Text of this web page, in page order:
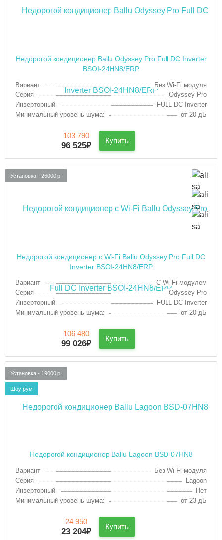
Недорогой кондиционер Ballu Odyssey Pro Full DC Inverter
BSOI-24HN8/ERP
Вариант
Без Wi-Fi модуля
Серия
Odyssey Pro
Инверторный:
FULL DC Inverter
Минимальный уровень шума:
от 20 дБ
103 790
96 525₽
Купить
Недорогой кондиционер с Wi-Fi Ballu Odyssey Pro Full DC
Inverter BSOI-24HN8/ERP
Вариант
С Wi-Fi модулем
Серия
Odyssey Pro
Инверторный:
FULL DC Inverter
Минимальный уровень шума:
от 20 дБ
106 480
99 026₽
Купить
Установка - 26000 р.
Недорогой кондиционер Ballu Lagoon BSD-07HN8
Вариант
Без Wi-Fi модуля
Серия
Lagoon
Инверторный:
Нет
Минимальный уровень шума:
от 23 дБ
24 950
23 204₽
Купить
Установка - 19000 р.
Шоу рум